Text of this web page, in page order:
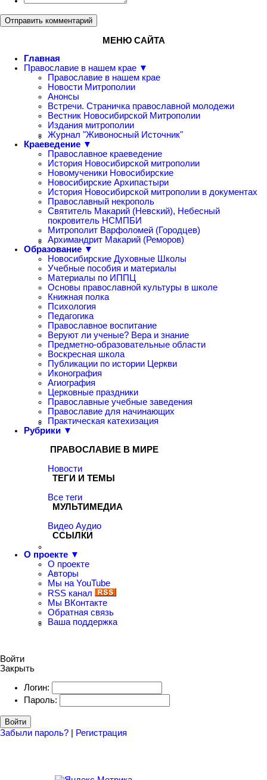
Отправить комментарий
МЕНЮ САЙТА
Главная
Православие в нашем крае ▼
Православие в нашем крае
Новости Митрополии
Анонсы
Встречи. Страничка православной молодежи
Вестник Новосибирской Митрополии
Издания митрополии
Журнал "Живоносный Источник"
Краеведение ▼
Православное краеведение
История Новосибирской митрополии
Новомученики Новосибирские
Новосибирские Архипастыри
История Новосибирской митрополии в документах
Православный некрополь
Святитель Макарий (Невский), Небесный
покровитель НСМПБИ
Митрополит Варфоломей (Городцев)
Архимандрит Макарий (Реморов)
Образование ▼
Новосибирские Духовные Школы
Учебные пособия и материалы
Материалы по ИППЦ
Основы православной культуры в школе
Книжная полка
Психология
Педагогика
Православное воспитание
Веруют ли ученые? Вера и знание
Предметно-образовательные области
Воскресная школа
Публикации по истории Церкви
Иконография
Агиография
Церковные праздники
Православные учебные заведения
Православие для начинающих
Практическая катехизация
Рубрики ▼
ПРАВОСЛАВИЕ В МИРЕ
Новости
ТЕГИ И ТЕМЫ
Все теги
МУЛЬТИМЕДИА
Видео Аудио
ССЫЛКИ
О проекте ▼
О проекте
Авторы
Мы на YouTube
RSS канал
Мы ВКонтакте
Обратная связь
Ваша поддержка
Войти
Закрыть
Логин:
Пароль:
Войти
Забыли пароль? Регистрация